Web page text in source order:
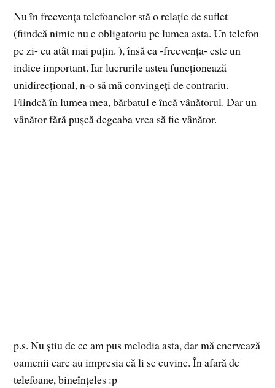
Nu în frecvenţa telefoanelor stă o relaţie de suflet
(fiindcă nimic nu e obligatoriu pe lumea asta. Un telefon
pe zi- cu atât mai puţin. ), însă ea -frecvenţa- este un
indice important. Iar lucrurile astea funcţionează
unidirecţional, n-o să mă convingeţi de contrariu.
Fiindcă în lumea mea, bărbatul e încă vânătorul. Dar un
vânător fără puşcă degeaba vrea să fie vânător.
p.s. Nu ştiu de ce am pus melodia asta, dar mă enervează
oamenii care au impresia că li se cuvine. În afară de
telefoane, bineînţeles :p